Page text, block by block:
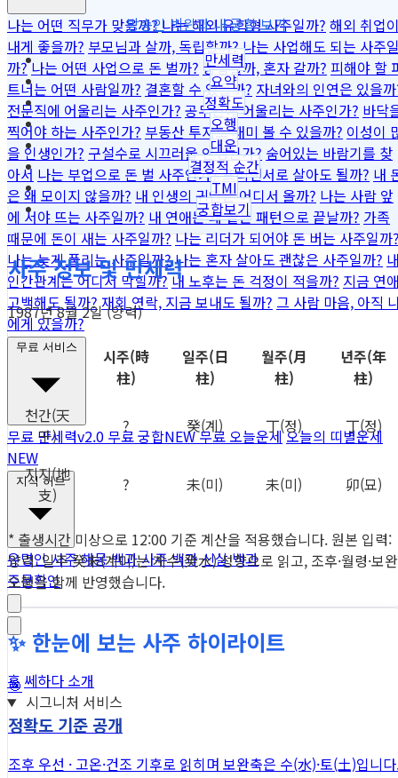
나는 어떤 직무가 맞을까?나는 해외 유학형 사주일까? 해외 취업
내게 좋을까? 부모님과 살까, 독립할까?나는 사업해도 되는 사주
까? 나는 어떤 사업으로 돈 벌까? 동업할까, 혼자 갈까? 피해야 할
트너는 어떤 사람일까? 결혼할 수 있을까? 자녀와의 인연은 있을
전문직에 어울리는 사주인가? 공무원에 어울리는 사주인가? 바닥
찍어야 하는 사주인가? 부동산 투자로 재미 볼 수 있을까? 이성이
을 인생인가? 구설수로 시끄러울 인생인가? 숨어있는 바람기를 찾
아서 나는 부업으로 돈 벌 사주인가?프리랜서로 살아도 될까? 내
은 왜 모이지 않을까? 내 인생의 귀인은 어디서 올까? 나는 사람 앞
에 서야 뜨는 사주일까? 내 연애는 왜 같은 패턴으로 끝날까? 가족
때문에 돈이 새는 사주일까?나는 리더가 되어야 돈 버는 사주일까
나는 늦게 풀리는 사주일까?나는 혼자 살아도 괜찮은 사주일까?
인간관계는 어디서 막힐까?내 노후는 돈 걱정이 적을까? 지금 연
고백해도 될까? 재회 연락, 지금 보내도 될까? 그 사람 마음, 아직
에게 있을까?
무료 서비스
무료 만세력v2.0 무료 궁합NEW무료 오늘운세 오늘의 띠별운세
NEW
지식 허브
유명인 사주해몽 백과사주 백과신살 백과
주문확인
홈 쎄하다 소개
시그니처 서비스
방송인 빅윈과 내 궁합 보기
만세력
요약
정확도
오행
대운
결정적 순간
TMI
궁합보기
사주 정보 및 만세력
1987년 8월 2일 (양력)
시주(時
柱)
일주(日
柱)
월주(月
柱)
년주(年
柱)
천간(天
干)
? 癸(계) 丁(정) 丁(정)
지지(地
支)
? 未(미) 未(미) 卯(묘)
* 출생시간 미상으로 12:00 기준 계산을 적용했습니다. 원본 입력:
양력. 일주 癸未(계미)는 계수(癸水) 성향으로 읽고, 조후·월령·보완
오행을 함께 반영했습니다.
✨ 한눈에 보는 사주 하이라이트
🎯
정확도 기준 공개
조후 우선 · 고온·건조 기후로 읽히며 보완축은 수(水)·토(土)입니